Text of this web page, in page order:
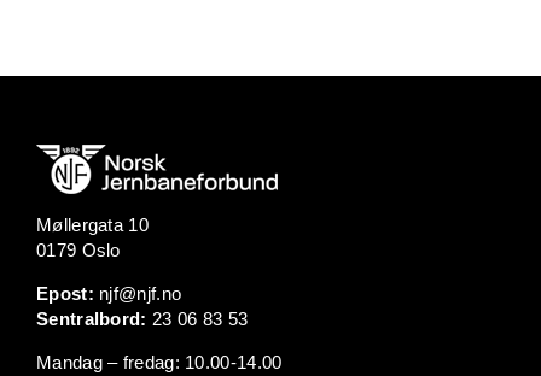
Møllergata 10
0179 Oslo
Epost: njf@njf.no
Sentralbord: 23 06 83 53
Mandag – fredag: 10.00-14.00